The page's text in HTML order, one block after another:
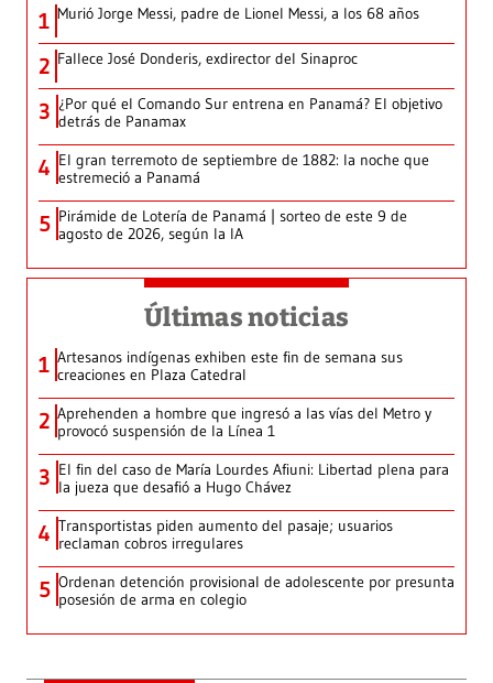
1 Murió Jorge Messi, padre de Lionel Messi, a los 68 años
2 Fallece José Donderis, exdirector del Sinaproc
3 ¿Por qué el Comando Sur entrena en Panamá? El objetivo
detrás de Panamax
4 El gran terremoto de septiembre de 1882: la noche que
estremeció a Panamá
5 Pirámide de Lotería de Panamá | sorteo de este 9 de
agosto de 2026, según la IA
Últimas noticias
1 Artesanos indígenas exhiben este fin de semana sus
creaciones en Plaza Catedral
2 Aprehenden a hombre que ingresó a las vías del Metro y
provocó suspensión de la Línea 1
3 El fin del caso de María Lourdes Afiuni: Libertad plena para
la jueza que desafió a Hugo Chávez
4 Transportistas piden aumento del pasaje; usuarios
reclaman cobros irregulares
5 Ordenan detención provisional de adolescente por presunta
posesión de arma en colegio